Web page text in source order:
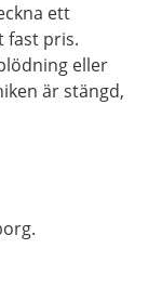
ett
fast pris.
eller
är stängd,